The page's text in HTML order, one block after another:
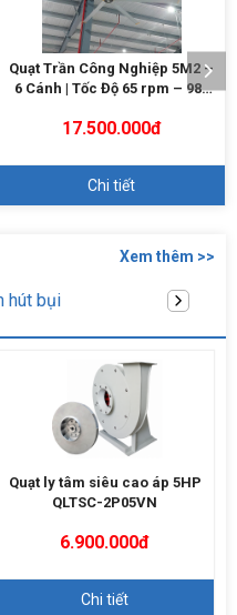
Quạt Trần Công Nghiệp 4M9 –
5/6 Cánh | 0.7KW – 800m²
Liên hệ
Chi tiết
Xem thêm >>
cao áp
Quạt ly tâm siêu cao áp 5HP
QLTSC-2P05VN
6.900.000đ
Chi tiết